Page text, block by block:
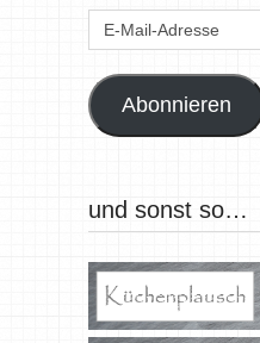
E-
Abonnieren
und sonst so…